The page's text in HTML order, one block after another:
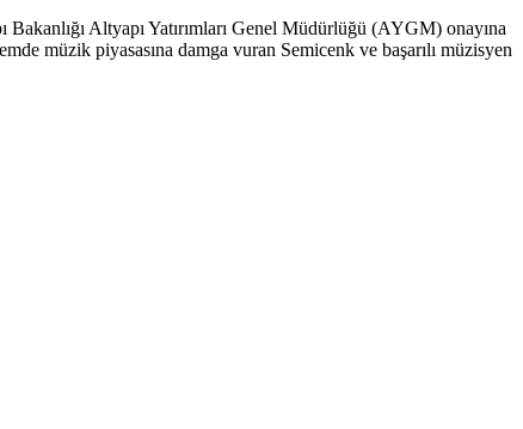
Altyapı Yatırımları Genel Müdürlüğü (AYGM) onayına
müzik piyasasına damga vuran Semicenk ve başarılı müzisyen